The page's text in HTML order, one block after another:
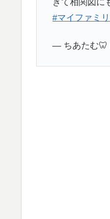
きて相関図
#マイファミ
— ちあたむ🦷